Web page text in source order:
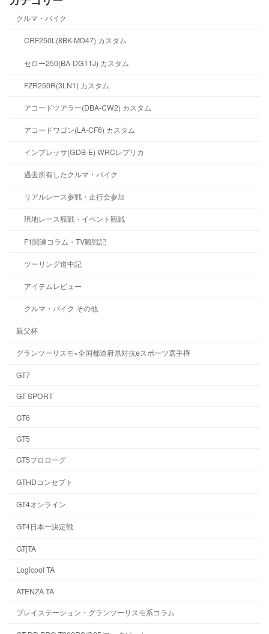
クルマ・バイク
CRF250L(8BK-MD47) カスタム
セロー250(BA-DG11J) カスタム
FZR250R(3LN1) カスタム
アコードツアラー(DBA-CW2) カスタム
アコードワゴン(LA-CF6) カスタム
インプレッサ(GDB-E) WRCレプリカ
過去所有したクルマ・バイク
リアルレース参戦・走行会参加
現地レース観戦・イベント観戦
F1関連コラム・TV観戦記
ツーリング道中記
アイテムレビュー
クルマ・バイク その他
親父杯
グランツーリスモ×全国都道府県対抗eスポーツ選手権
GT7
GT SPORT
GT6
GT5
GT5プロローグ
GTHDコンセプト
GT4オンライン
GT4日本一決定戦
GT|TA
Logicool TA
ATENZA TA
プレイステーション・グランツーリスモ系コラム